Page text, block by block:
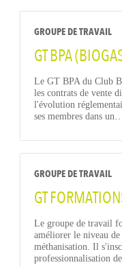
GROUPE DE TRAVAIL
GT BPA
Le GT BPA du Club
les contrats de vente
l'évolution
ses membres dans un…
GROUPE DE TRAVAIL
GT
Le groupe de travail
améliorer le niveau
méthanisation. Il
professionnalisation